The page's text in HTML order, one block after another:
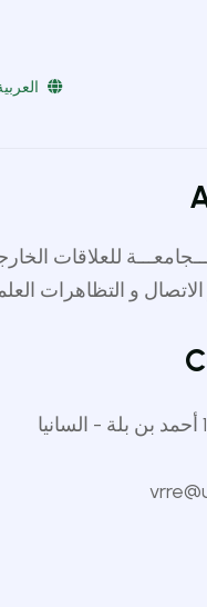
للعلاقات
و التظاهرات
للمزيد من المعلومات
Envoi 985